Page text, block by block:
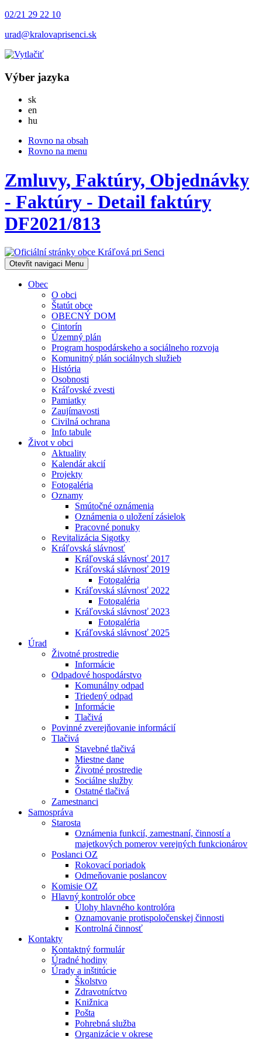
02/21 29 22 10
urad@kralovaprisenci.sk
Výber jazyka
skSlovensky
en
hu
Rovno na obsah
Rovno na menu
Zmluvy, Faktúry, Objednávky
- Faktúry - Detail faktúry
DF2021/813
Otevřit navigaci Menu
Obec
O obci
Štatút obce
OBECNÝ DOM
Cintorín
Územný plán
Program hospodárskeho a sociálneho rozvoja
Komunitný plán sociálnych služieb
História
Osobnosti
Kráľovské zvesti
Pamiatky
Zaujímavosti
Civilná ochrana
Info tabule
Život v obci
Aktuality
Kalendár akcií
Projekty
Fotogaléria
Oznamy
Smútočné oznámenia
Oznámenia o uložení zásielok
Pracovné ponuky
Revitalizácia Sigotky
Kráľovská slávnosť
Kráľovská slávnosť 2017
Kráľovská slávnosť 2019
Fotogaléria
Kráľovská slávnosť 2022
Fotogaléria
Kráľovská slávnosť 2023
Fotogaléria
Kráľovská slávnosť 2025
Úrad
Životné prostredie
Informácie
Odpadové hospodárstvo
Komunálny odpad
Triedený odpad
Informácie
Tlačivá
Povinné zverejňovanie informácií
Tlačivá
Stavebné tlačivá
Miestne dane
Životné prostredie
Sociálne služby
Ostatné tlačivá
Zamestnanci
Samospráva
Starosta
Oznámenia funkcií, zamestnaní, činností a
majetkových pomerov verejných funkcionárov
Poslanci OZ
Rokovací poriadok
Odmeňovanie poslancov
Komisie OZ
Hlavný kontrolór obce
Úlohy hlavného kontrolóra
Oznamovanie protispoločenskej činnosti
Kontrolná činnosť
Kontakty
Kontaktný formulár
Úradné hodiny
Úrady a inštitúcie
Školstvo
Zdravotníctvo
Knižnica
Pošta
Pohrebná služba
Organizácie v okrese